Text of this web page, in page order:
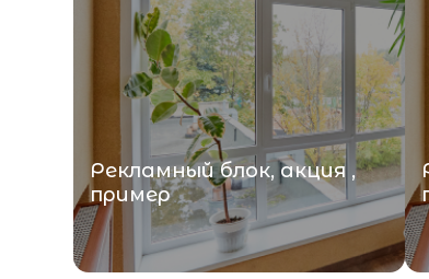
Рекламный блок, акция ,
пример